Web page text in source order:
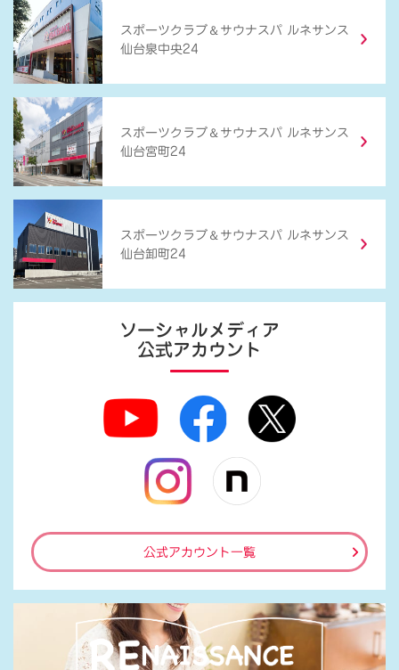
スポーツクラブ ＆ サウナスパ ルネサンス
仙台泉中央24
スポーツクラブ ＆ サウナスパ ルネサンス
仙台宮町24
スポーツクラブ ＆ サウナスパ ルネサンス
仙台卸町24
ソーシャルメディア
公式アカウント
公式アカウント一覧